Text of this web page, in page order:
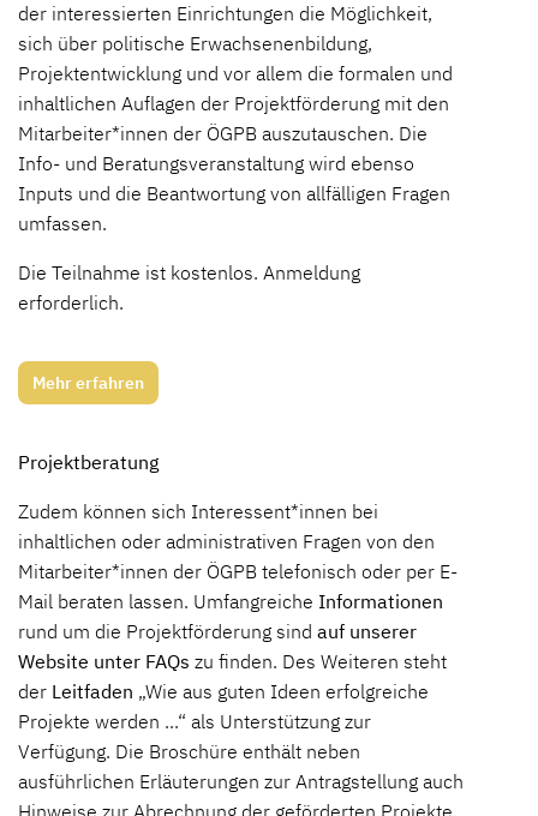
der interessierten Einrichtungen die Möglichkeit,
sich über politische Erwachsenenbildung,
Projektentwicklung und vor allem die formalen und
inhaltlichen Auflagen der Projektförderung mit den
Mitarbeiter*innen der ÖGPB auszutauschen. Die
Info- und Beratungsveranstaltung wird ebenso
Inputs und die Beantwortung von allfälligen Fragen
umfassen.
Die Teilnahme ist kostenlos. Anmeldung
erforderlich.
Mehr erfahren
Projektberatung
Zudem können sich Interessent*innen bei
inhaltlichen oder administrativen Fragen von den
Mitarbeiter*innen der ÖGPB telefonisch oder per E-
Mail beraten lassen. Umfangreiche Informationen
rund um die Projektförderung sind auf unserer
Website unter FAQs zu finden. Des Weiteren steht
der Leitfaden „Wie aus guten Ideen erfolgreiche
Projekte werden ...“ als Unterstützung zur
Verfügung. Die Broschüre enthält neben
ausführlichen Erläuterungen zur Antragstellung auch
Hinweise zur Abrechnung der geförderten Projekte.